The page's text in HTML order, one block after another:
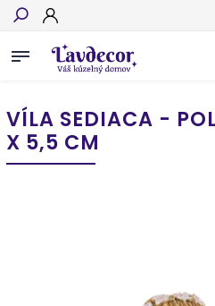
VÍLA SEDIACA -
X 5,5 CM